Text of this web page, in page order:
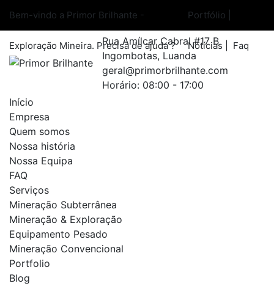
Bem-vindo a Primor Brilhante -
Exploração Mineira. Precisa de ajuda ?
Portfólio
Notícias Faq
Rua Amílcar Cabral #17 B
Ingombotas, Luanda
geral@primorbrilhante.com
Horário: 08:00 - 17:00
Início
Empresa
Quem somos
Nossa história
Nossa Equipa
FAQ
Serviços
Mineração Subterrânea
Mineração & Exploração
Equipamento Pesado
Mineração Convencional
Portfolio
Blog